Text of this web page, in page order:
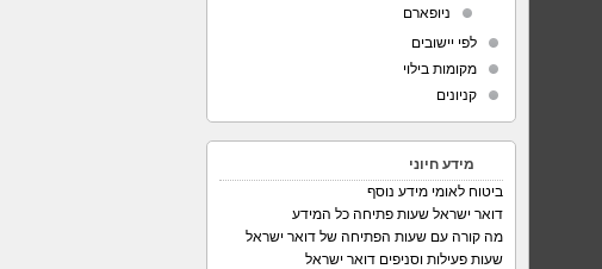
ניופארם
לפי יישובים
מקומות בילוי
קניונים
מידע חיוני
ביטוח לאומי מידע נוסף
דואר ישראל שעות פתיחה כל המידע
מה קורה עם שעות הפתיחה של דואר ישראל
שעות פעילות וסניפים דואר ישראל